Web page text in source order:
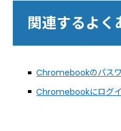
関連するよく
Chromebookのパス
Chromebookにログ